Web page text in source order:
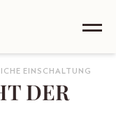
EINSCHALTUNG
DER